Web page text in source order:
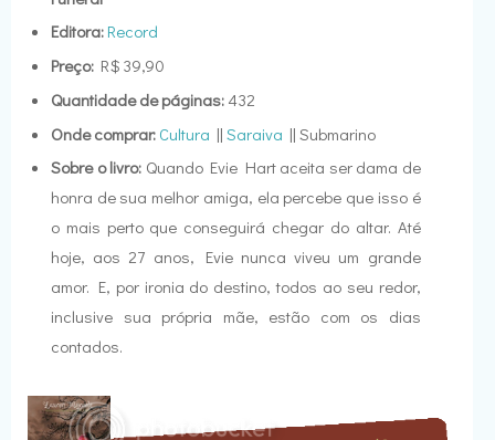
Editora: Record
Preço: R$ 39,90
Quantidade de páginas: 432
Onde comprar: Cultura || Saraiva || Submarino
Sobre o livro: Quando Evie Hart aceita ser dama de
honra de sua melhor amiga, ela percebe que isso é
o mais perto que conseguirá chegar do altar. Até
hoje, aos 27 anos, Evie nunca viveu um grande
amor. E, por ironia do destino, todos ao seu redor,
inclusive sua própria mãe, estão com os dias
contados.